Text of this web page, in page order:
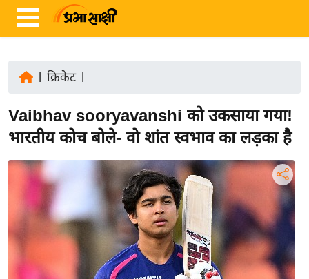
ज़ा
ख
र
ष्ट्री
य
अं
क्रिकेट|
Vaibhav sooryavanshi को उकसाया गया!
भारतीय कोच बोले- वो शांत स्वभाव का लड़का है